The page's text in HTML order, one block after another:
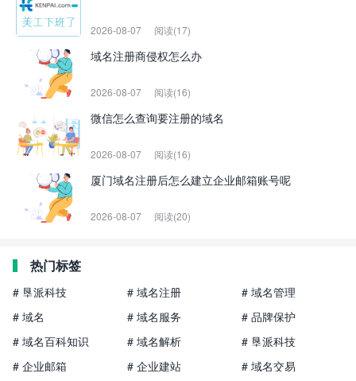
2026-08-07 阅读(17)
域名注册商侵权怎么办
2026-08-07 阅读(16)
微信怎么查询要注册的域名
2026-08-07 阅读(16)
厦门域名注册后怎么建立企业邮箱账号呢
2026-08-07 阅读(20)
热门标签
# 垦派科技 # 域名注册
# 域名管理
# 域名
# 域名服务
# 品牌保护
# 域名百科知识
# 域名解析
# 垦派科技
# 企业邮箱
# 企业建站
# 域名交易